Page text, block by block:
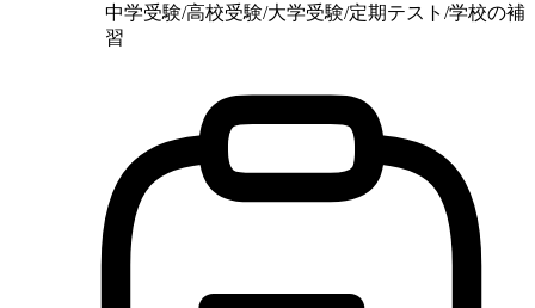
中学受験/高校受験/大学受験/定期テスト/学校の補
習